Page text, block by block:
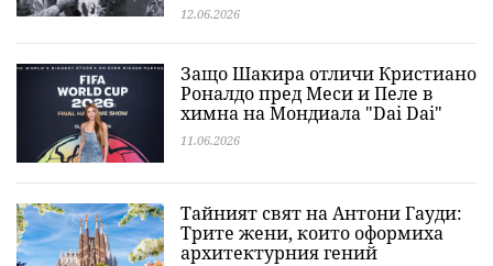
12.06.2026
Защо Шакира отличи Кристиано
Роналдо пред Меси и Пеле в
химна на Мондиала "Dai Dai"
11.06.2026
Тайният свят на Антони Гауди:
Трите жени, които оформиха
архитектурния гений